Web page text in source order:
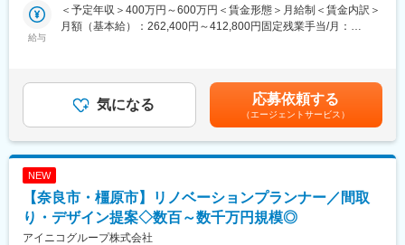
変更の範囲：会社の定める業務
■業務詳細：
・工程、コスト管理（スケジュール、予算の最適化）
・協力業者の手配、発注業務
・現場監督としての進行管理、品質管理
・営業～施工管理まで一貫して担当でき、裁量が大きい環境
・自身の提案がそのまま形になるクリエイティブ性の高い仕事
・協力業者、設計とのチーム体制でプロジェクトを推進
給与
＜予定年収＞400万円～600万円＜賃金形態＞月給制＜賃金内訳＞
月額（基本給）：262,400円～412,800円固定残業手当/月：
給：年2回（6月、12月）■賞与：年2回（7月、12月、初年度は12
月のみ）■その他固定手当：能力給賃金はあくまでも目安の金額で
あり、選考を通じて上下する可能性があります。月給(月額)は固定
手当を含めた表記です。
気になる 応募依頼する
（エージェントサービス）
NEW
【奈良市・橿原市】リノベーションプランナー／間取
り・デザイン提案◇数百～数千万円規模◎
アイニコグループ株式会社